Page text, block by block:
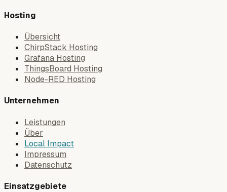
Hosting
Übersicht
ChirpStack Hosting
Grafana Hosting
ThingsBoard Hosting
Node-RED Hosting
Unternehmen
Leistungen
Über
Local Impact
Impressum
Datenschutz
Einsatzgebiete